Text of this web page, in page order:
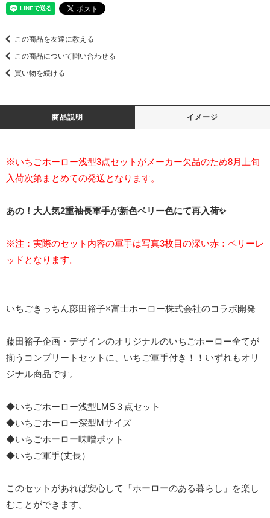
この商品を友達に教える
この商品について問い合わせる
買い物を続ける
商品説明 イメージ
※いちごホーロー浅型3点セットがメーカー欠品のため8月上旬
入荷次第まとめての発送となります。
あの！大人気2重袖長軍手が新色ベリー色にて再入荷✨
※注：実際のセット内容の軍手は写真3枚目の深い赤：ベリーレ
ッドとなります。
いちごきっちん藤田裕子×富士ホーロー株式会社のコラボ開発
藤田裕子企画・デザインのオリジナルのいちごホーロー全てが
揃うコンプリートセットに、いちご軍手付き！！いずれもオリ
ジナル商品です。
◆いちごホーロー浅型LMS３点セット
◆いちごホーロー深型Mサイズ
◆いちごホーロー味噌ポット
◆いちご軍手(丈長）
このセットがあれば安心して「ホーローのある暮らし」を楽し
むことができます。